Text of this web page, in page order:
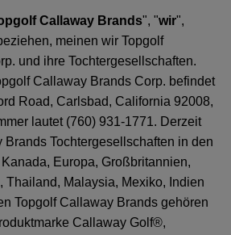
Callaway Brands", "wir",
meinen wir Topgolf
und ihre Tochtergesellschaften.
Callaway Brands Corp. befindet
Road, Carlsbad, California 92008,
lautet (760) 931-1771. Derzeit
Brands Tochtergesellschaften in den
Europa, Großbritannien,
Thailand, Malaysia, Mexiko, Indien
Topgolf Callaway Brands gehören
Callaway Golf®,